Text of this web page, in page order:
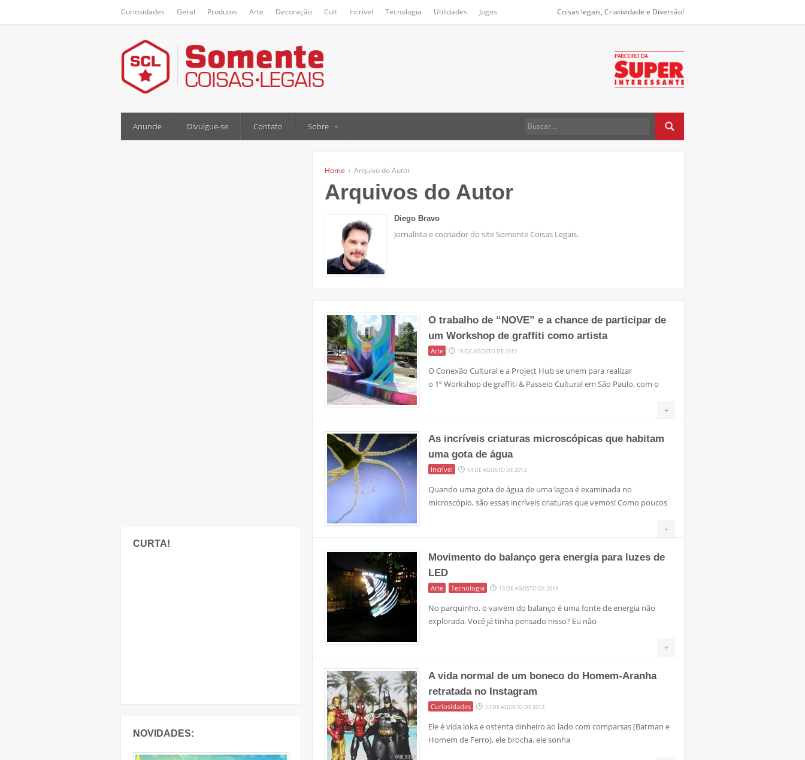
Curiosidades Geral Produtos Arte Decoração Cult Incrível Tecnologia Utilidades Jogos Coisas legais, Criatividade e Diversão!
Anuncie Divulgue-se Contato Sobre
CURTA!
NOVIDADES:
Home Arquivo do Autor
Arquivos do Autor
Diego Bravo
Jornalista e cocriador do site Somente Coisas Legais.
O trabalho de “NOVE” e a chance de participar de
um Workshop de graffiti como artista
Arte 15 DE AGOSTO DE 2013
O Conexão Cultural e a Project Hub se unem para realizar
o 1º Workshop de graffiti & Passeio Cultural em São Paulo, com o
+
As incríveis criaturas microscópicas que habitam
uma gota de água
Incrível 14 DE AGOSTO DE 2013
Quando uma gota de água de uma lagoa é examinada no
microscópio, são essas incríveis criaturas que vemos! Como poucos
+
Movimento do balanço gera energia para luzes de
LED
Arte Tecnologia 13 DE AGOSTO DE 2013
No parquinho, o vaivém do balanço é uma fonte de energia não
explorada. Você já tinha pensado nisso? Eu não
+
A vida normal de um boneco do Homem-Aranha
retratada no Instagram
Curiosidades 13 DE AGOSTO DE 2013
Ele é vida loka e ostenta dinheiro ao lado com comparsas (Batman e
Homem de Ferro), ele brocha, ele sonha